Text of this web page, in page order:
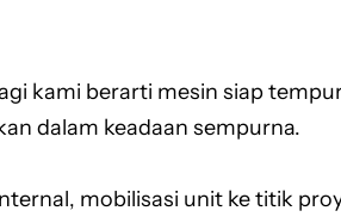
kami berarti mesin siap
dalam keadaan sempurna.
mobilisasi unit ke titik